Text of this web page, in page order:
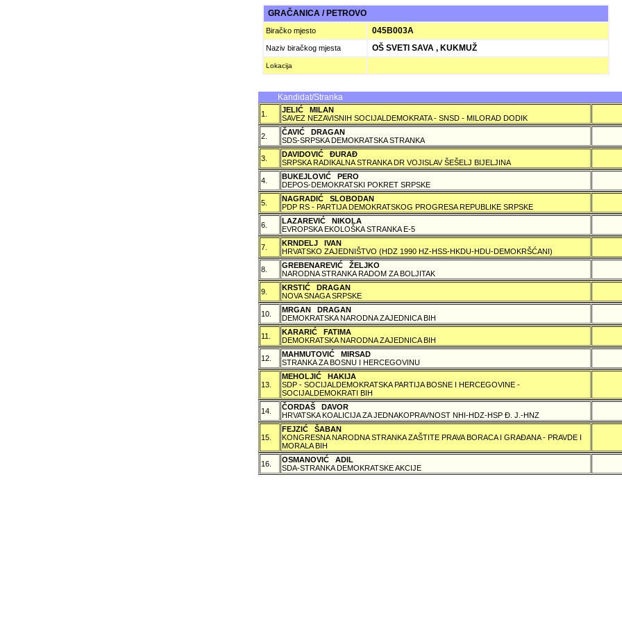
GRAČANICA / PETROVO
Biračko mjesto 045B003A
Naziv biračkog mjesta OŠ SVETI SAVA , KUKMUŽ
Lokacija
Kandidat/Stranka
1.
JELIĆ MILAN
SAVEZ NEZAVISNIH SOCIJALDEMOKRATA - SNSD - MILORAD DODIK
2.
ČAVIĆ DRAGAN
SDS-SRPSKA DEMOKRATSKA STRANKA
3.
DAVIDOVIĆ ÐURAÐ
SRPSKA RADIKALNA STRANKA DR VOJISLAV ŠEŠELJ BIJELJINA
4.
BUKEJLOVIĆ PERO
DEPOS-DEMOKRATSKI POKRET SRPSKE
5.
NAGRADIĆ SLOBODAN
PDP RS - PARTIJA DEMOKRATSKOG PROGRESA REPUBLIKE SRPSKE
6.
LAZAREVIĆ NIKOLA
EVROPSKA EKOLOŠKA STRANKA E-5
7.
KRNDELJ IVAN
HRVATSKO ZAJEDNIŠTVO (HDZ 1990 HZ-HSS-HKDU-HDU-DEMOKRŠĆANI)
8.
GREBENAREVIĆ ŽELJKO
NARODNA STRANKA RADOM ZA BOLJITAK
9.
KRSTIĆ DRAGAN
NOVA SNAGA SRPSKE
10.
MRGAN DRAGAN
DEMOKRATSKA NARODNA ZAJEDNICA BIH
11.
KARARIĆ FATIMA
DEMOKRATSKA NARODNA ZAJEDNICA BIH
12.
MAHMUTOVIĆ MIRSAD
STRANKA ZA BOSNU I HERCEGOVINU
13.
MEHOLJIĆ HAKIJA
SDP - SOCIJALDEMOKRATSKA PARTIJA BOSNE I HERCEGOVINE -
SOCIJALDEMOKRATI BIH
14.
ČORDAŠ DAVOR
HRVATSKA KOALICIJA ZA JEDNAKOPRAVNOST NHI-HDZ-HSP Ð. J.-HNZ
15.
FEJZIĆ ŠABAN
KONGRESNA NARODNA STRANKA ZAŠTITE PRAVA BORACA I GRAÐANA - PRAVDE I
MORALA BIH
16.
OSMANOVIĆ ADIL
SDA-STRANKA DEMOKRATSKE AKCIJE